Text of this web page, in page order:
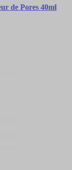
de Pores 40ml